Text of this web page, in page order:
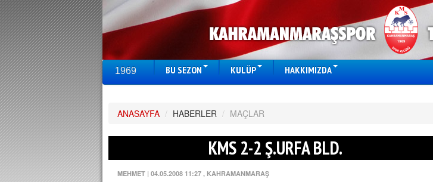
1969 BU SEZON KULÜP HAKKIMIZDA
ANASAYFA / HABERLER / MAÇLAR
KMS 2-2 Ş.URFA BLD.
MEHMET | 04.05.2008 11:27 , KAHRAMANMARAŞ